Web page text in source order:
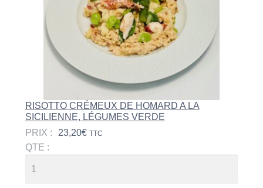
RISOTTO CRÉMEUX DE HOMARD A LA
SICILIENNE, LÉGUMES VERDE
PRIX :
23,20€ TTC
QTE :